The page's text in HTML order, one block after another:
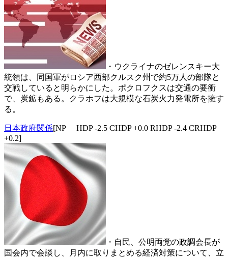
・ウクライナのゼレンスキー大
統領は、同国軍がロシア西部クルスク州で約5万人の部隊と
交戦していると明らかにした。ポクロフクスは交通の要衝
で、炭鉱もある。クラホフは大規模な石炭火力発電所を擁す
る。
日本政府関係[NP HDP -2.5 CHDP +0.0 RHDP -2.4 CRHDP
+0.2]
・自民、公明両党の政調会長が
国会内で会談し、月内に取りまとめる経済対策について、立